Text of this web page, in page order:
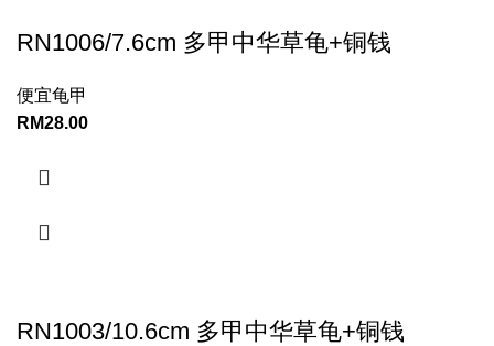
RN1006/7.6cm 多甲中华草龟+铜钱
便宜龟甲
RM28.00
RN1003/10.6cm 多甲中华草龟+铜钱